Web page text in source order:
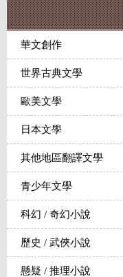
華文創作
世界古典文學
歐美文學
日本文學
其他地區翻譯文學
青少年文學
科幻 / 奇幻小說
歷史 / 武俠小說
懸疑 / 推理小說